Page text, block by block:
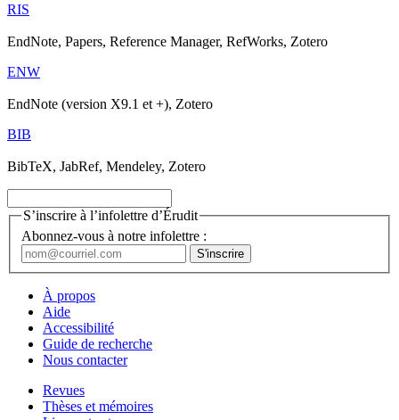
RIS
EndNote, Papers, Reference Manager, RefWorks, Zotero
ENW
EndNote (version X9.1 et +), Zotero
BIB
BibTeX, JabRef, Mendeley, Zotero
S’inscrire à l’infolettre d’Érudit
Abonnez-vous à notre infolettre :
À propos
Aide
Accessibilité
Guide de recherche
Nous contacter
Revues
Thèses et mémoires